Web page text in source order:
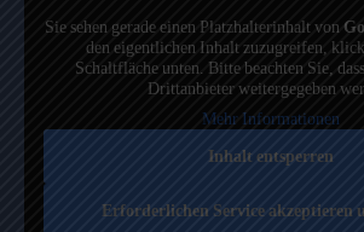
Sie sehen gerade einen Platzhalterinhalt von
den eigentlichen Inhalt zuzugreifen,
Schaltfläche unten. Bitte beachten Sie,
Drittanbieter weitergegeben
Mehr Informationen
Inhalt entsperren
Erforderlichen Service akzeptieren